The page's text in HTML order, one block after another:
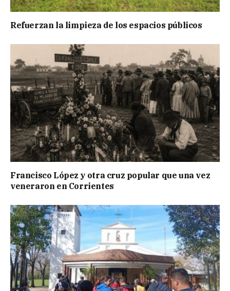
Refuerzan la limpieza de los espacios públicos
Francisco López y otra cruz popular que una vez
veneraron en Corrientes